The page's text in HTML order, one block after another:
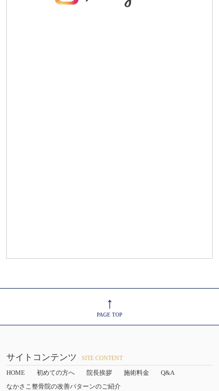
↑
PAGE TOP
サイトコンテンツ SITE CONTENT
HOME 初めての方へ 院長挨拶 施術料金
Q&A
なかさこ整骨院の改善パターンのご紹介